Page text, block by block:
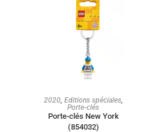
AJOUTER AU PANIER
2020, Editions spéciales,
Porte-clés
Porte-clés New York
(854032)